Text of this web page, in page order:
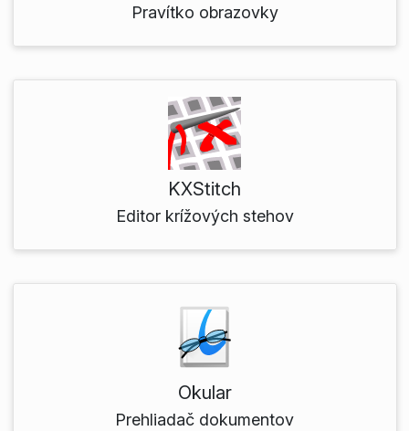
Pravítko obrazovky
KXStitch
Editor krížových stehov
Okular
Prehliadač dokumentov